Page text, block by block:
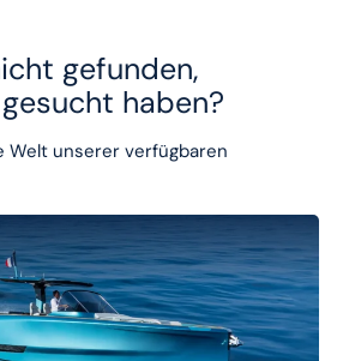
gefunden,
haben?
Welt unserer verfügbaren